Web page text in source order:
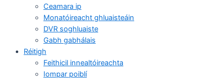
Ceamara ip
Monatóireacht ghluaisteáin
DVR soghluaiste
Gabh gabhálais
Réitigh
Feithicil innealtóireachta
Iompar poiblí